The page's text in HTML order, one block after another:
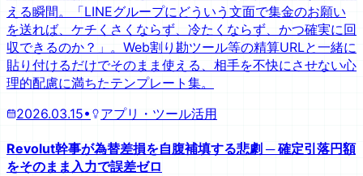
える瞬間。「LINEグループにどういう文面で集金のお願い
を送れば、ケチくさくならず、冷たくならず、かつ確実に回
収できるのか？」。Web割り勘ツール等の精算URLと一緒に
貼り付けるだけでそのまま使える、相手を不快にさせない心
理的配慮に満ちたテンプレート集。
2026.03.15• アプリ・ツール活用
Revolut幹事が為替差損を自腹補填する悲劇 ─ 確定引落円額
をそのまま入力で誤差ゼロ